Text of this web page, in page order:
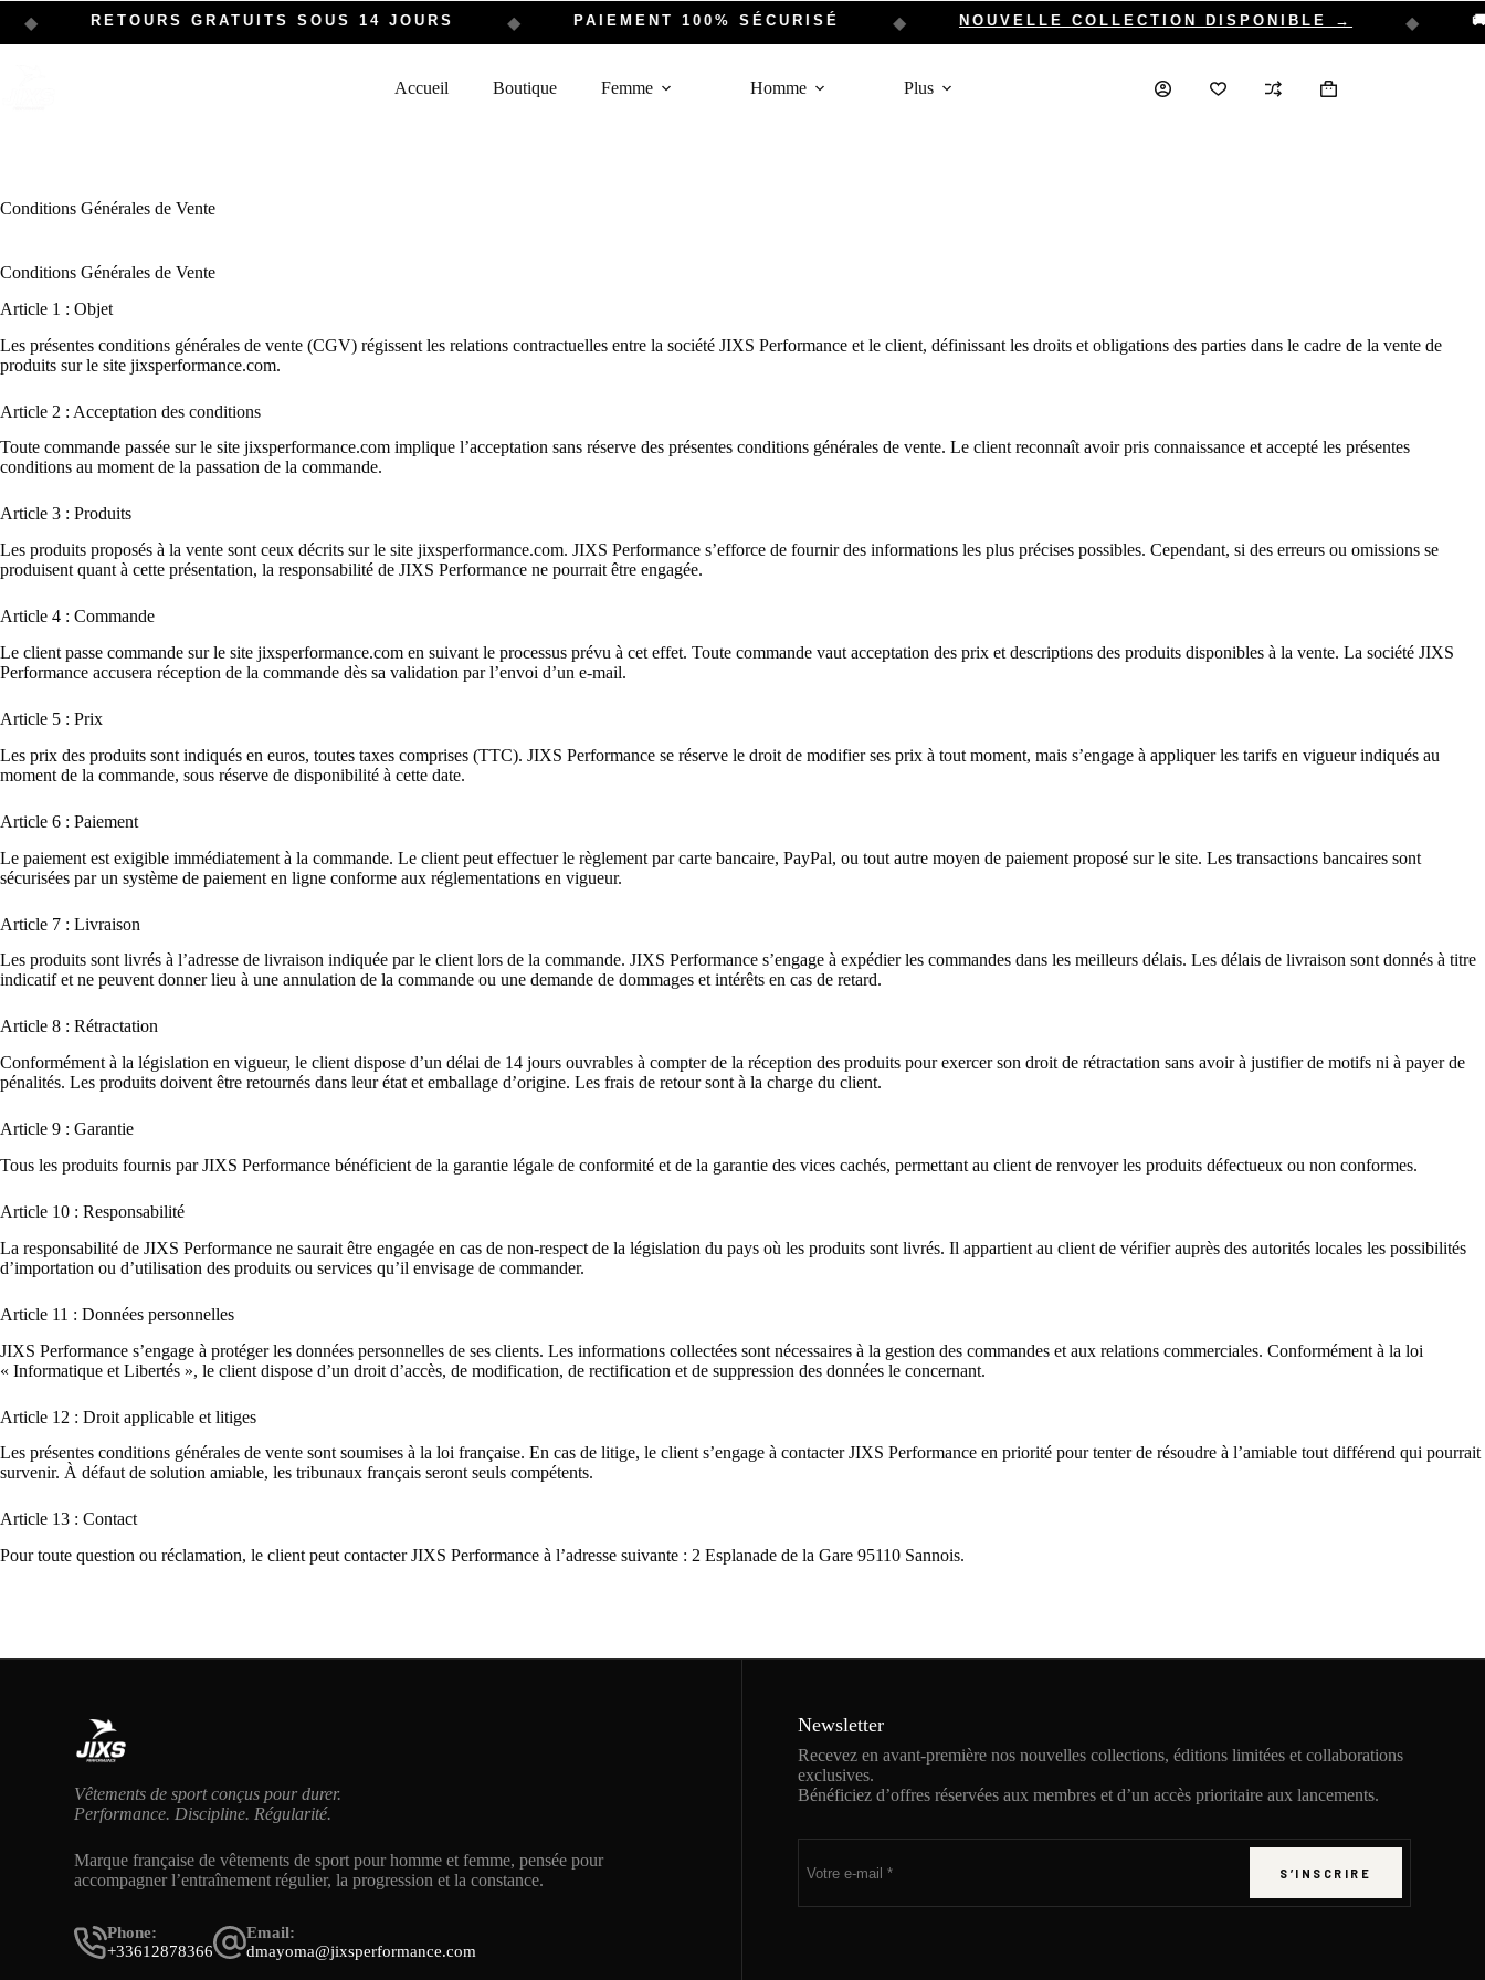
RETOURS GRATUITS SOUS 14 JOURS PAIEMENT 100% SÉCURISÉ NOUVELLE COLLECTION DISPONIBLE → 🚚
Accueil Boutique Femme Homme Plus
Conditions Générales de Vente
Conditions Générales de Vente
Article 1 : Objet
Les présentes conditions générales de vente (CGV) régissent les relations contractuelles entre la société JIXS Performance et le client, définissant les droits et obligations des parties dans le cadre de la vente de
produits sur le site jixsperformance.com.
Article 2 : Acceptation des conditions
Toute commande passée sur le site jixsperformance.com implique l’acceptation sans réserve des présentes conditions générales de vente. Le client reconnaît avoir pris connaissance et accepté les présentes
conditions au moment de la passation de la commande.
Article 3 : Produits
Les produits proposés à la vente sont ceux décrits sur le site jixsperformance.com. JIXS Performance s’efforce de fournir des informations les plus précises possibles. Cependant, si des erreurs ou omissions se
produisent quant à cette présentation, la responsabilité de JIXS Performance ne pourrait être engagée.
Article 4 : Commande
Le client passe commande sur le site jixsperformance.com en suivant le processus prévu à cet effet. Toute commande vaut acceptation des prix et descriptions des produits disponibles à la vente. La société JIXS
Performance accusera réception de la commande dès sa validation par l’envoi d’un e-mail.
Article 5 : Prix
Les prix des produits sont indiqués en euros, toutes taxes comprises (TTC). JIXS Performance se réserve le droit de modifier ses prix à tout moment, mais s’engage à appliquer les tarifs en vigueur indiqués au
moment de la commande, sous réserve de disponibilité à cette date.
Article 6 : Paiement
Le paiement est exigible immédiatement à la commande. Le client peut effectuer le règlement par carte bancaire, PayPal, ou tout autre moyen de paiement proposé sur le site. Les transactions bancaires sont
sécurisées par un système de paiement en ligne conforme aux réglementations en vigueur.
Article 7 : Livraison
Les produits sont livrés à l’adresse de livraison indiquée par le client lors de la commande. JIXS Performance s’engage à expédier les commandes dans les meilleurs délais. Les délais de livraison sont donnés à titre
indicatif et ne peuvent donner lieu à une annulation de la commande ou une demande de dommages et intérêts en cas de retard.
Article 8 : Rétractation
Conformément à la législation en vigueur, le client dispose d’un délai de 14 jours ouvrables à compter de la réception des produits pour exercer son droit de rétractation sans avoir à justifier de motifs ni à payer de
pénalités. Les produits doivent être retournés dans leur état et emballage d’origine. Les frais de retour sont à la charge du client.
Article 9 : Garantie
Tous les produits fournis par JIXS Performance bénéficient de la garantie légale de conformité et de la garantie des vices cachés, permettant au client de renvoyer les produits défectueux ou non conformes.
Article 10 : Responsabilité
La responsabilité de JIXS Performance ne saurait être engagée en cas de non-respect de la législation du pays où les produits sont livrés. Il appartient au client de vérifier auprès des autorités locales les possibilités
d’importation ou d’utilisation des produits ou services qu’il envisage de commander.
Article 11 : Données personnelles
JIXS Performance s’engage à protéger les données personnelles de ses clients. Les informations collectées sont nécessaires à la gestion des commandes et aux relations commerciales. Conformément à la loi
« Informatique et Libertés », le client dispose d’un droit d’accès, de modification, de rectification et de suppression des données le concernant.
Article 12 : Droit applicable et litiges
Les présentes conditions générales de vente sont soumises à la loi française. En cas de litige, le client s’engage à contacter JIXS Performance en priorité pour tenter de résoudre à l’amiable tout différend qui pourrait
survenir. À défaut de solution amiable, les tribunaux français seront seuls compétents.
Article 13 : Contact
Pour toute question ou réclamation, le client peut contacter JIXS Performance à l’adresse suivante : 2 Esplanade de la Gare 95110 Sannois.
Vêtements de sport conçus pour durer.
Performance. Discipline. Régularité.
Marque française de vêtements de sport pour homme et femme, pensée pour
accompagner l’entraînement régulier, la progression et la constance.
Phone:
+33612878366
Email:
dmayoma@jixsperformance.com
Newsletter
Recevez en avant-première nos nouvelles collections, éditions limitées et collaborations
exclusives.
Bénéficiez d’offres réservées aux membres et d’un accès prioritaire aux lancements.
S’INSCRIRE